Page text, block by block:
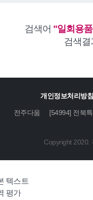
검색어 "일회용
검색결
개인정보처리방침
전주다움
[54994] 전북
Copyright 2020.
텍스트
평가